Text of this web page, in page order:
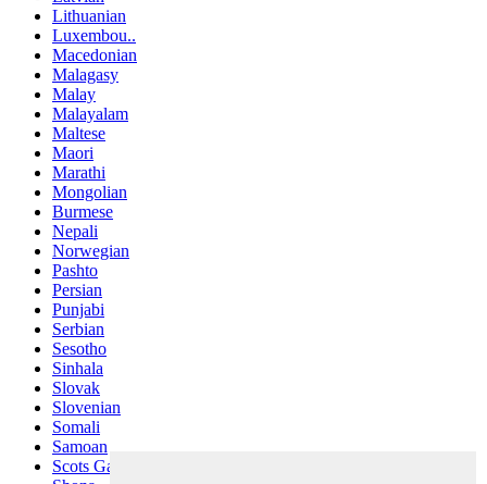
Lithuanian
Luxembou..
Macedonian
Malagasy
Malay
Malayalam
Maltese
Maori
Marathi
Mongolian
Burmese
Nepali
Norwegian
Pashto
Persian
Punjabi
Serbian
Sesotho
Sinhala
Slovak
Slovenian
Somali
Samoan
Scots Gaelic